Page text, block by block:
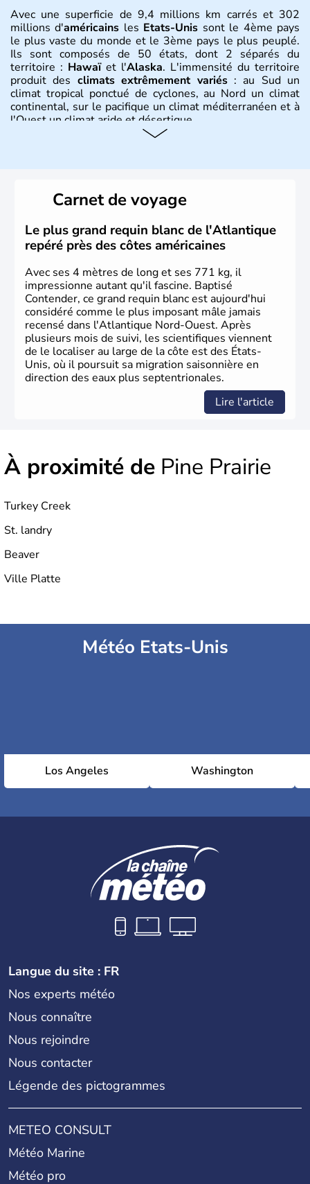
Avec une superficie de 9,4 millions km carrés et 302
millions d'américains les Etats-Unis sont le 4ème pays
le plus vaste du monde et le 3ème pays le plus peuplé.
Ils sont composés de 50 états, dont 2 séparés du
territoire : Hawaïet l'Alaska. L'immensité du territoire
produit des climats extrêmement variés: au Sud un
climat tropical ponctué de cyclones, au Nord un climat
continental, sur le pacifique un climat méditerranéen et à
l'Ouest un climat aride et désertique.
Plusieurs populations se sont succédées avant l'arrivée
des européens, suite à la découverte du continent par
Christophe Colomb en 1492. Les 13 colonies
britanniques proclament la Déclaration d'indépendance
en 1776 et adoptent leur première constitution en 1787.
La conquête de l'Ouest marque ensuite l'entrée dans une
phase de développement intense.
Carnet de voyage
Le plus grand requin blanc de l'Atlantique
repéré près des côtes américaines
Avec ses 4 mètres de long et ses 771 kg, il
impressionne autant qu'il fascine. Baptisé
Contender, ce grand requin blanc est aujourd'hui
considéré comme le plus imposant mâle jamais
recensé dans l'Atlantique Nord-Ouest. Après
plusieurs mois de suivi, les scientifiques viennent
de le localiser au large de la côte est des États-
Unis, où il poursuit sa migration saisonnière en
direction des eaux plus septentrionales.
Lire l'article
À proximité de Pine Prairie
Turkey Creek
St. landry
Beaver
Ville Platte
Météo Etats-Unis
Los Angeles Washington
Langue du site : FR
Nos experts météo
Nous connaître
Nous rejoindre
Nous contacter
Légende des pictogrammes
METEO CONSULT
Météo Marine
Météo pro